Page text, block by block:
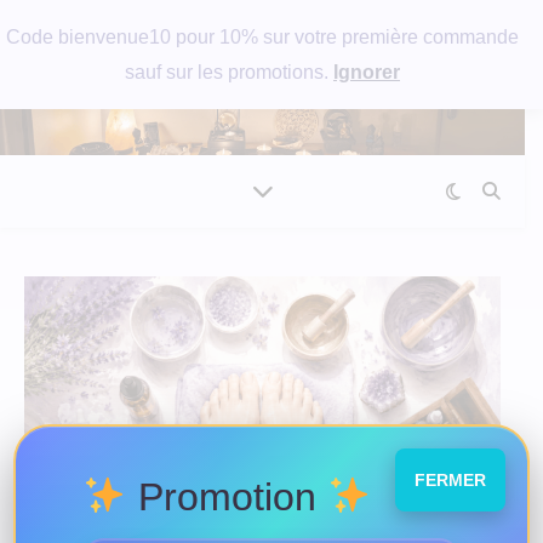
Code bienvenue10 pour 10% sur votre première commande
sauf sur les promotions. Ignorer
Promotion FERMER